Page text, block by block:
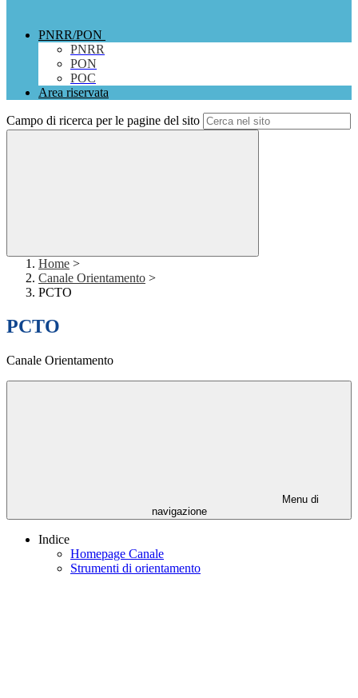
PNRR/PON
PNRR
PON
POC
Area riservata
Campo di ricerca per le pagine del sito
Home >
Canale Orientamento >
PCTO
PCTO
Canale Orientamento
Menu di
navigazione
Indice
Homepage Canale
Strumenti di orientamento